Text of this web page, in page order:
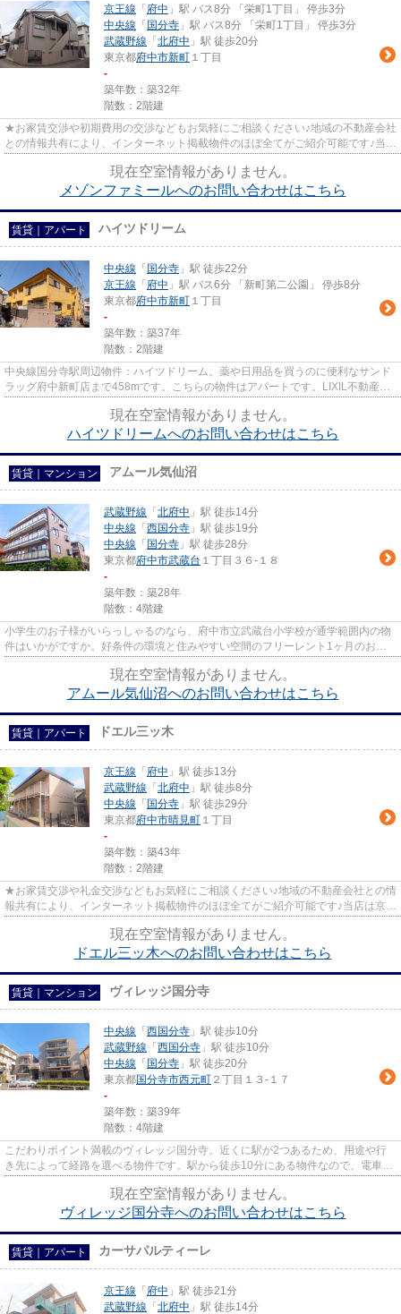
京王線 「 府中 」駅 バス8分 「栄町1丁目」 停歩3分
中央線 「 国分寺 」駅 バス8分 「栄町1丁目」 停歩3分
武蔵野線 「 北府中 」駅 徒歩20分
東京都府中市新町 １丁目
-
築年数：築32年
階数：2階建
★お家賃交渉や初期費用の交渉などもお気軽にご相談ください♪地域の不動産会社
との情報共有により、インターネット掲載物件のほぼ全てがご紹介可能です♪当店
現在空室情報がありません。
メゾンファミールへのお問い合わせはこちら
賃貸｜アパート ハイツドリーム
中央線 「 国分寺 」駅 徒歩22分
京王線 「 府中 」駅 バス6分 「新町第二公園」 停歩8分
東京都府中市新町 １丁目
-
築年数：築37年
階数：2階建
中央線国分寺駅周辺物件：ハイツドリーム。薬や日用品を買うのに便利なサンド
ラッグ府中新町店まで458mです。こちらの物件はアパートです。LIXIL不動産シ
現在空室情報がありません。
ハイツドリームへのお問い合わせはこちら
賃貸｜マンション アムール気仙沼
武蔵野線 「 北府中 」駅 徒歩14分
中央線 「 西国分寺 」駅 徒歩19分
中央線 「 国分寺 」駅 徒歩28分
東京都府中市武蔵台 １丁目３６-１８
-
築年数：築28年
階数：4階建
小学生のお子様がいらっしゃるのなら、府中市立武蔵台小学校が通学範囲内の物
件はいかがですか。好条件の環境と住みやすい空間のフリーレント1ヶ月のお部
現在空室情報がありません。
アムール気仙沼へのお問い合わせはこちら
賃貸｜アパート ドエル三ッ木
京王線 「 府中 」駅 徒歩13分
武蔵野線 「 北府中 」駅 徒歩8分
中央線 「 国分寺 」駅 徒歩29分
東京都府中市晴見町 １丁目
-
築年数：築43年
階数：2階建
★お家賃交渉や礼金交渉などもお気軽にご相談ください♪地域の不動産会社との情
報共有により、インターネット掲載物件のほぼ全てがご紹介可能です♪当店は京王
現在空室情報がありません。
ドエル三ッ木へのお問い合わせはこちら
賃貸｜マンション ヴィレッジ国分寺
中央線 「 西国分寺 」駅 徒歩10分
武蔵野線 「 西国分寺 」駅 徒歩10分
中央線 「 国分寺 」駅 徒歩20分
東京都国分寺市西元町 ２丁目１３-１７
-
築年数：築39年
階数：4階建
こだわりポイント満載のヴィレッジ国分寺。近くに駅が2つあるため、用途や行
き先によって経路を選べる物件です。駅から徒歩10分にある物件なので、電車利
現在空室情報がありません。
ヴィレッジ国分寺へのお問い合わせはこちら
賃貸｜アパート カーサパルティーレ
京王線 「 府中 」駅 徒歩21分
武蔵野線 「 北府中 」駅 徒歩14分